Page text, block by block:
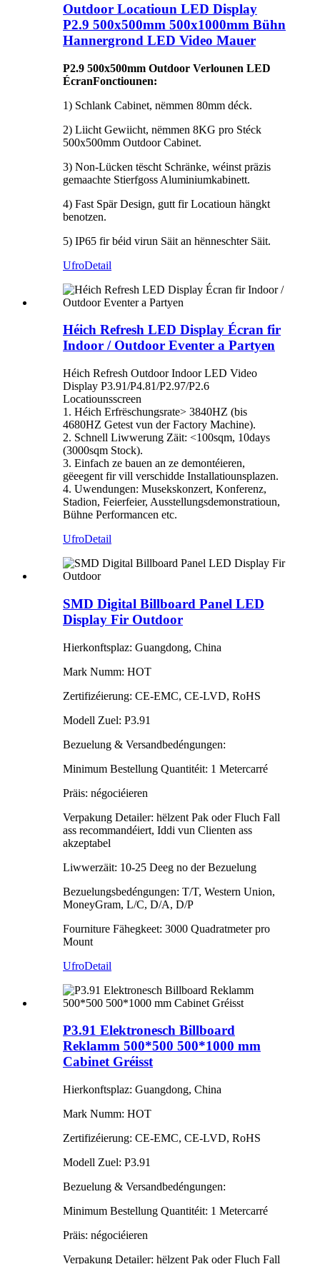
Outdoor Locatioun LED Display
P2.9 500x500mm 500x1000mm Bühn
Hannergrond LED Video Mauer
P2.9 500x500mm Outdoor Verlounen LED
ÉcranFonctiounen:
1) Schlank Cabinet, nëmmen 80mm déck.
2) Liicht Gewiicht, nëmmen 8KG pro Stéck
500x500mm Outdoor Cabinet.
3) Non-Lücken tëscht Schränke, wéinst präzis
gemaachte Stierfgoss Aluminiumkabinett.
4) Fast Spär Design, gutt fir Locatioun hängkt
benotzen.
5) IP65 fir béid virun Säit an hënneschter Säit.
UfroDetail
Héich Refresh LED Display Écran fir
Indoor / Outdoor Eventer a Partyen
Héich Refresh Outdoor Indoor LED Video
Display P3.91/P4.81/P2.97/P2.6
Locatiounsscreen
1. Héich Erfrëschungsrate> 3840HZ (bis
4680HZ Getest vun der Factory Machine).
2. Schnell Liwwerung Zäit: <100sqm, 10days
(3000sqm Stock).
3. Einfach ze bauen an ze demontéieren,
gëeegent fir vill verschidde Installatiounsplazen.
4. Uwendungen: Musekskonzert, Konferenz,
Stadion, Feierfeier, Ausstellungsdemonstratioun,
Bühne Performancen etc.
UfroDetail
SMD Digital Billboard Panel LED
Display Fir Outdoor
Hierkonftsplaz: Guangdong, China
Mark Numm: HOT
Zertifizéierung: CE-EMC, CE-LVD, RoHS
Modell Zuel: P3.91
Bezuelung & Versandbedéngungen:
Minimum Bestellung Quantitéit: 1 Metercarré
Präis: négociéieren
Verpakung Detailer: hëlzent Pak oder Fluch Fall
ass recommandéiert, Iddi vun Clienten ass
akzeptabel
Liwwerzäit: 10-25 Deeg no der Bezuelung
Bezuelungsbedéngungen: T/T, Western Union,
MoneyGram, L/C, D/A, D/P
Fourniture Fähegkeet: 3000 Quadratmeter pro
Mount
UfroDetail
P3.91 Elektronesch Billboard
Reklamm 500*500 500*1000 mm
Cabinet Gréisst
Hierkonftsplaz: Guangdong, China
Mark Numm: HOT
Zertifizéierung: CE-EMC, CE-LVD, RoHS
Modell Zuel: P3.91
Bezuelung & Versandbedéngungen:
Minimum Bestellung Quantitéit: 1 Metercarré
Präis: négociéieren
Verpakung Detailer: hëlzent Pak oder Fluch Fall